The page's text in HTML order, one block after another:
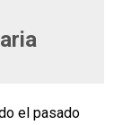
el pasado